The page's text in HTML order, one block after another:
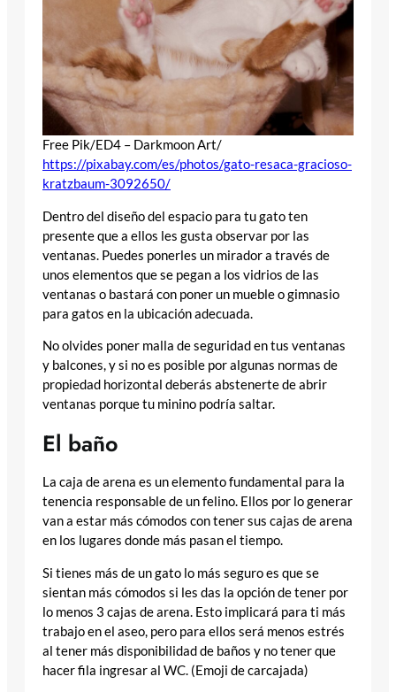
Free Pik/ED4 – Darkmoon Art/
https://pixabay.com/es/photos/gato-resaca-gracioso-
kratzbaum-3092650/
Dentro del diseño del espacio para tu gato ten
presente que a ellos les gusta observar por las
ventanas. Puedes ponerles un mirador a través de
unos elementos que se pegan a los vidrios de las
ventanas o bastará con poner un mueble o gimnasio
para gatos en la ubicación adecuada.
No olvides poner malla de seguridad en tus ventanas
y balcones, y si no es posible por algunas normas de
propiedad horizontal deberás abstenerte de abrir
ventanas porque tu minino podría saltar.
El baño
La caja de arena es un elemento fundamental para la
tenencia responsable de un felino. Ellos por lo generar
van a estar más cómodos con tener sus cajas de arena
en los lugares donde más pasan el tiempo.
Si tienes más de un gato lo más seguro es que se
sientan más cómodos si les das la opción de tener por
lo menos 3 cajas de arena. Esto implicará para ti más
trabajo en el aseo, pero para ellos será menos estrés
al tener más disponibilidad de baños y no tener que
hacer fila ingresar al WC. (Emoji de carcajada)